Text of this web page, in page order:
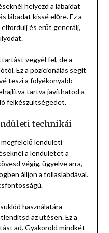
helyezd a lábaidat
lábadat kissé előre. Ez a
és erőt generálj,
vegyél fel, de a
Ez a pozicionálás segít
teszi a folyékonyabb
tartva javíthatod a
felkészültségedet.
technikái
lendületi
a lendületet a
végig, ügyelve arra,
álljon a tollaslabdával.
használatára
az ütésen. Ez a
ad. Gyakorold mindkét